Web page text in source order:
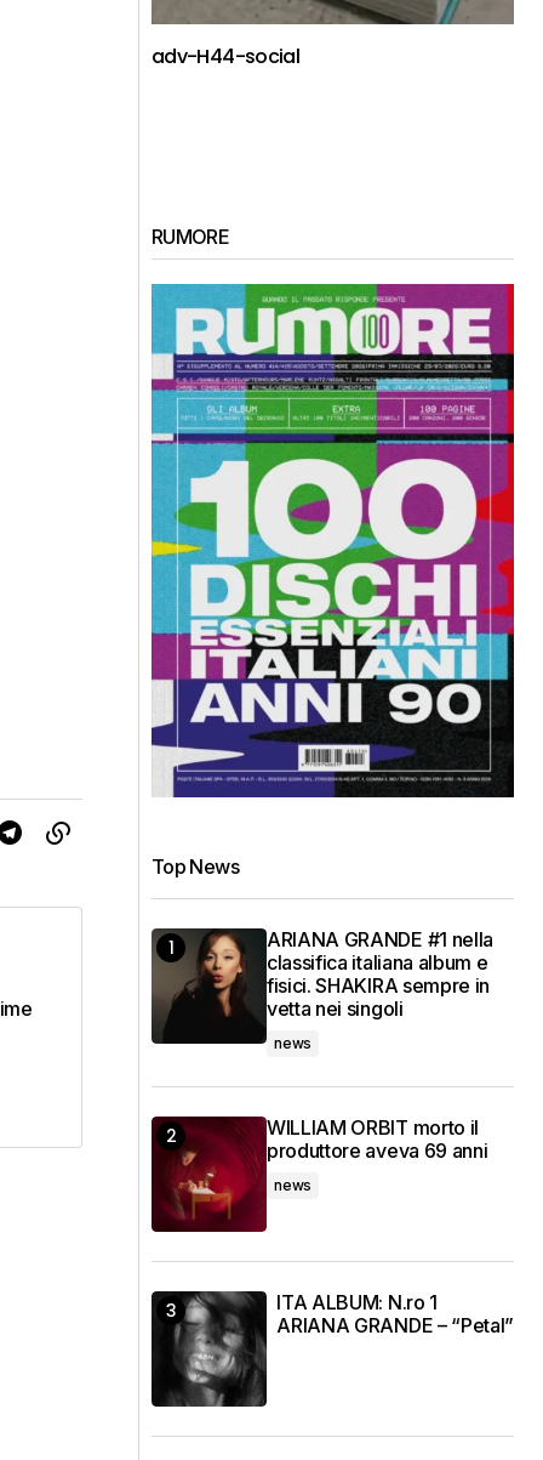
adv-H44-social
RUMORE
Top News
ARIANA GRANDE #1 nella
classifica italiana album e
fisici. SHAKIRA sempre in
vetta nei singoli
news
WILLIAM ORBIT morto il
produttore aveva 69 anni
news
ITA ALBUM: N.ro 1
ARIANA GRANDE – “Petal”